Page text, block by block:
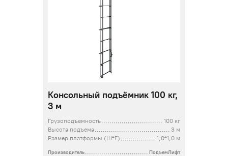
Консольный подъёмник 100 кг,
3 м
Грузоподъемность
100 кг
Высота подъема
3 м
Размер платформы (Ш*Г)
1,0*1,0 м
Производитель ПодъемЛифт